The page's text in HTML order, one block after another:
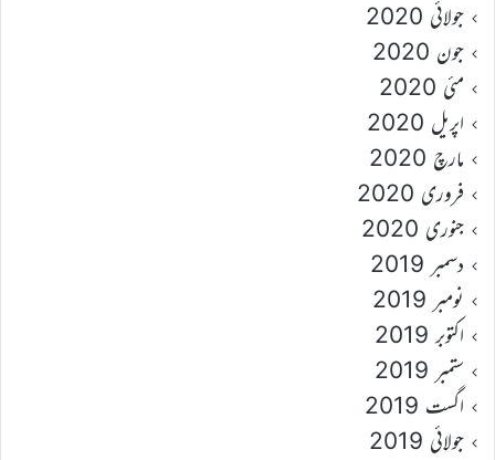
جولائی 2020
جون 2020
مئی 2020
اپریل 2020
مارچ 2020
فروری 2020
جنوری 2020
دسمبر 2019
نومبر 2019
اکتوبر 2019
ستمبر 2019
اگست 2019
جولائی 2019